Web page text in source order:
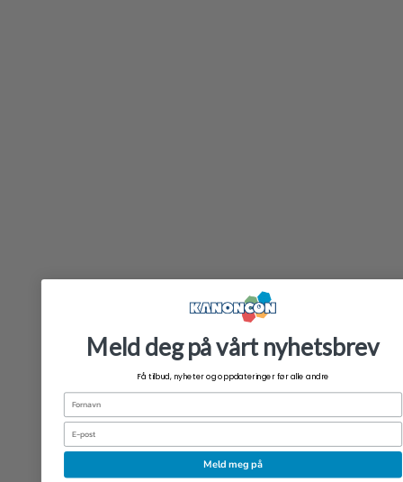
Meld deg på vårt nyhetsbrev
Få tilbud, nyheter og oppdateringer før alle andre
Fornavn
Email
Meld meg på